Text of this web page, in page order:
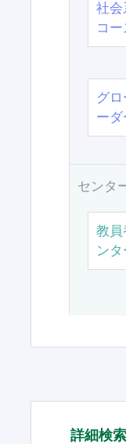
社会
コー
グ
ーダ
センタ
教員
ンタ
詳細検索